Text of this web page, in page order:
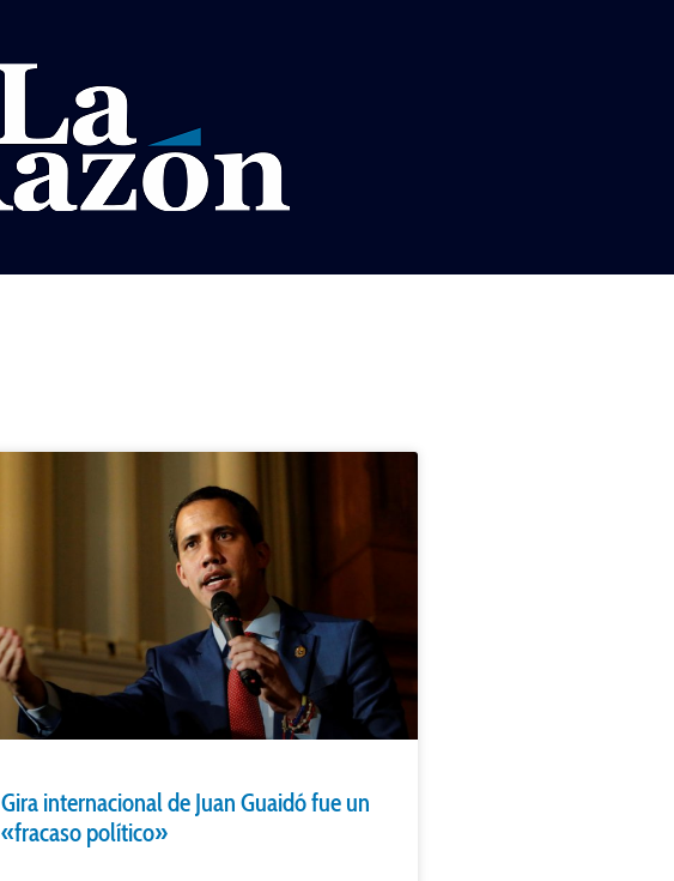
Gira internacional de Juan Guaidó fue un
«fracaso político»